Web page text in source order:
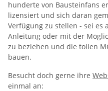
hunderte von Bausteinfans
lizensiert und sich daran
Verfügung zu stellen - sei es
Anleitung oder mit der
zu beziehen und die tollen
bauen.
Besucht doch gerne ihre
einmal an: